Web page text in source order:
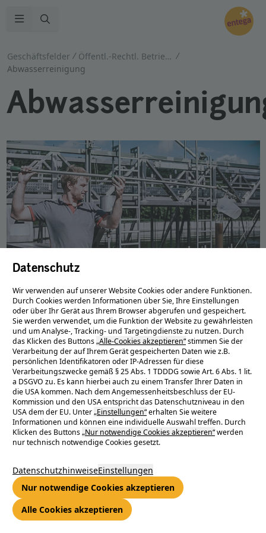
Datenschutz
Wir verwenden auf unserer Website Cookies oder andere Funktionen.
Durch Cookies werden Informationen über Sie, Ihre Einstellungen
oder über Ihr Gerät aus Ihrem Browser abgerufen und gespeichert.
Sie werden verwendet, um die Funktion der Website zu gewährleisten
und um Analyse-, Tracking- und Targetingdienste zu nutzen. Durch
das Klicken des Buttons„Alle-Cookies akzeptieren“stimmen Sie der
Verarbeitung der auf Ihrem Gerät gespeicherten Daten wie z.B.
persönlichen Identifikatoren oder IP-Adressen für diese
Verarbeitungszwecke gemäß § 25 Abs. 1 TDDDG sowie Art. 6 Abs. 1 lit.
a DSGVO zu. Es kann hierbei auch zu einem Transfer Ihrer Daten in
die USA kommen. Nach dem Angemessenheitsbeschluss der EU-
Kommission und den USA entspricht das Datenschutzniveau in den
USA dem der EU. Unter„Einstellungen“erhalten Sie weitere
Informationen und können eine individuelle Auswahl treffen. Durch
Klicken des Buttons„Nur notwendige Cookies akzeptieren“werden
nur technisch notwendige Cookies gesetzt.
DatenschutzhinweiseEinstellungen
Nur notwendige Cookies akzeptieren
Alle Cookies akzeptieren
Geschäftsfelder
Öffentl.-Rechtl. Betriebsführung
Abwasserreinigung
Aus Abwasser machen wir wieder
sauberes Wasser.
Auch mit unserer Abwasserreinigung leisten wir einen
wichtigen Beitrag zum Umweltschutz. Die ENTEGA
Abwasserreinigung GmbH & Co. KG betreibt seit 1989 im
Auftrag der Wissenschaftsstadt Darmstadt die zwei
Klärtechnik sorgen wir dafür, dass die Abwässer der Stadt klar
und sauber in Bäche und Flüsse gelangen.
Zwei Klärwerke, die Millionen Liter Wasser sauber machen.